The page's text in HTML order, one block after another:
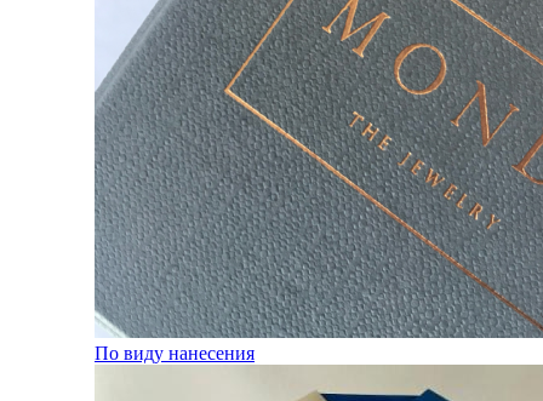
По виду нанесения